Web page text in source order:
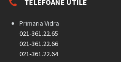
Primaria Vidra
021-361.22.65
021-361.22.66
021-361.22.64